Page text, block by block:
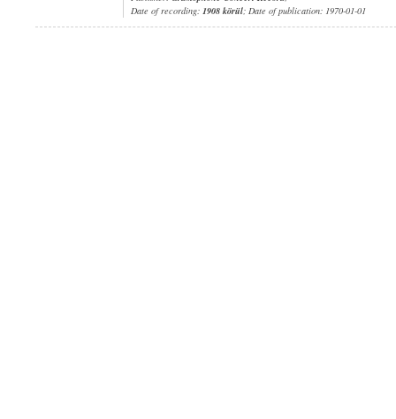
Date of recording: 1908 körül; Date of publication: 1970-01-01